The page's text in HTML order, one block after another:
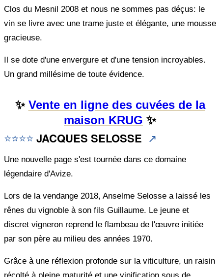
Clos du Mesnil 2008 et nous ne sommes pas déçus: le
vin se livre avec une trame juste et élégante, une mousse
gracieuse.
Il se dote d'une envergure et d'une tension incroyables.
Un grand millésime de toute évidence.
✨ Vente en ligne des cuvées de la
maison KRUG ✨
⭐⭐⭐⭐ JACQUES SELOSSE ↗️
Une nouvelle page s'est tournée dans ce domaine
légendaire d'Avize.
Lors de la vendange 2018, Anselme Selosse a laissé les
rênes du vignoble à son fils Guillaume. Le jeune et
discret vigneron reprend le flambeau de l'œuvre initiée
par son père au milieu des années 1970.
Grâce à une réflexion profonde sur la viticulture, un raisin